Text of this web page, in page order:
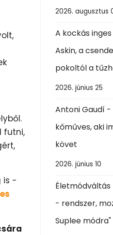
futni,
is -
2026. augusztus
A kockás inges
Askin, a
pokoltól a
2026. június 25
Antoni Gaudí
kőműves, aki
követ
2026. június 10
- rendszer,
Suplee módra"